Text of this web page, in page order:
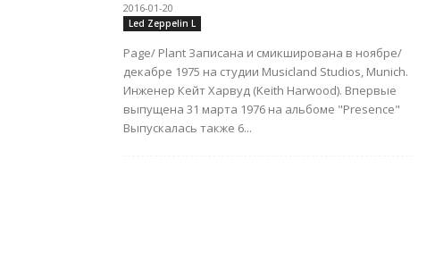
2016-01-20
Led Zeppelin L
Page/ Plant Записана и смикширована в ноябре/
декабре 1975 на студии Musicland Studios, Munich.
Инженер Кейт Харвуд (Keith Harwood). Впервые
выпущена 31 марта 1976 на альбоме "Presence"
Выпускалась также 6...